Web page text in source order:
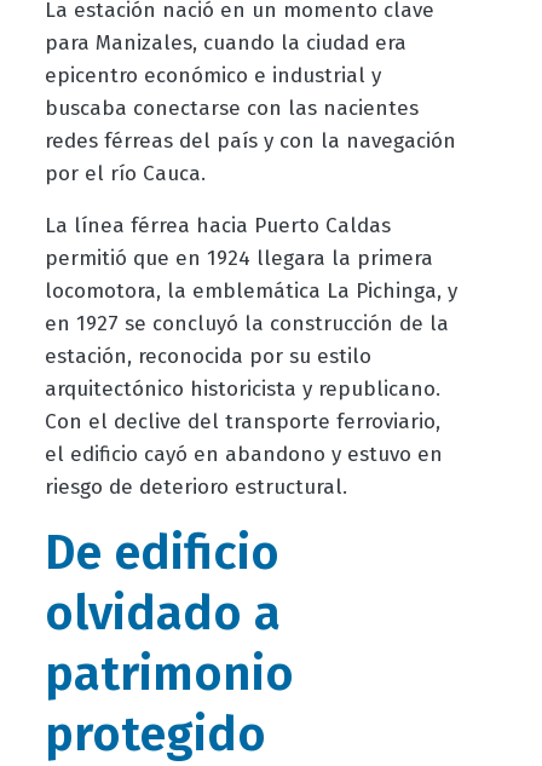
La estación nació en un momento clave
para Manizales, cuando la ciudad era
epicentro económico e industrial y
buscaba conectarse con las nacientes
redes férreas del país y con la navegación
por el río Cauca.
La línea férrea hacia Puerto Caldas
permitió que en 1924 llegara la primera
locomotora, la emblemática La Pichinga, y
en 1927 se concluyó la construcción de la
estación, reconocida por su estilo
arquitectónico historicista y republicano.
Con el declive del transporte ferroviario,
el edificio cayó en abandono y estuvo en
riesgo de deterioro estructural.
De edificio
olvidado a
patrimonio
protegido